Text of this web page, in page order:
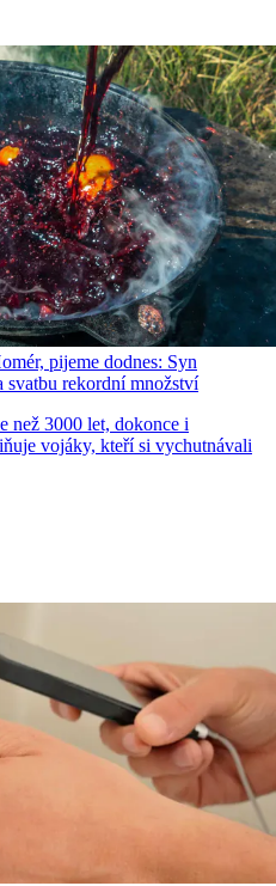
pijeme dodnes: Syn
svatbu rekordní množství
než 3000 let, dokonce i
vojáky, kteří si vychutnávali